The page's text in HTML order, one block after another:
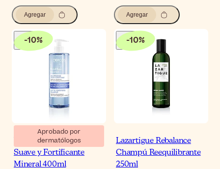
Agregar Agregar
-10%
Aprobado por
dermatólogos
Vichy Dercos Champú
Suave y Fortificante
Mineral 400ml
-10%
Lazartigue Rebalance
Champú Reequilibrante
250ml